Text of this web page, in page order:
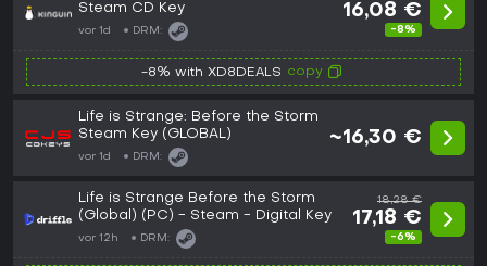
Steam CD Key
vor 1d DRM:
16,08 €
-8%
-8% with XD8DEALS copy
Life is Strange: Before the Storm
Steam Key (GLOBAL)
vor 1d DRM:
~16,30 €
Life is Strange Before the Storm
(Global) (PC) - Steam - Digital Key
vor 12h DRM:
18,28 €
17,18 €
-6%